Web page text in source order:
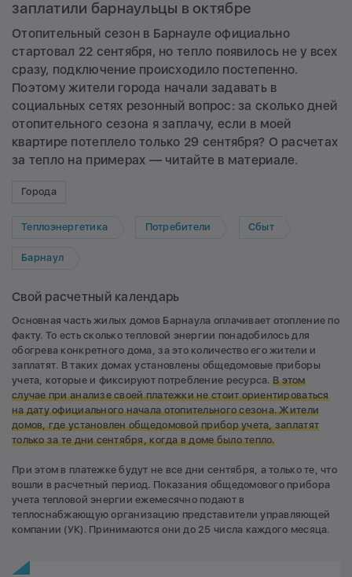
заплатили барнаульцы в октябре
Отопительный сезон в Барнауле официально
стартовал 22 сентября, но тепло появилось не у всех
сразу, подключение происходило постепенно.
Поэтому жители города начали задавать в
социальных сетях резонный вопрос: за сколько дней
отопительного сезона я заплачу, если в моей
квартире потеплело только 29 сентября? О расчетах
за тепло на примерах — читайте в материале.
Города
Теплоэнергетика Потребители Сбыт
Барнаул
Свой расчетный календарь
Основная часть жилых домов Барнаула оплачивает отопление по
факту. То есть сколько тепловой энергии понадобилось для
обогрева конкретного дома, за это количество его жители и
заплатят. В таких домах установлены общедомовые приборы
учета, которые и фиксируют потребление ресурса. В этом
случае при анализе своей платежки не стоит ориентироваться
на дату официального начала отопительного сезона. Жители
домов, где установлен общедомовой прибор учета, заплатят
только за те дни сентября, когда в доме было тепло.
При этом в платежке будут не все дни сентября, а только те, что
вошли в расчетный период. Показания общедомового прибора
учета тепловой энергии ежемесячно подают в
теплоснабжающую организацию представители управляющей
компании (УК). Принимаются они до 25 числа каждого месяца.